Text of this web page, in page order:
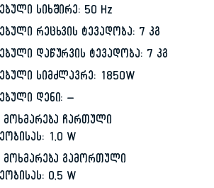
სიხშირე: 50 Hz
რეცხვის ტევადობა: 7 კგ
დაწურვის ტევადობა: 7 კგ
სიმძლავრე: 1850W
დენი: –
მოხმარება ჩართული
1,0 W
მოხმარება გამორთული
0,5 W